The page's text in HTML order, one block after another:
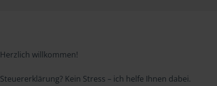
Herzlich willkommen!
Steuererklärung? Kein Stress – ich helfe Ihnen dabei.